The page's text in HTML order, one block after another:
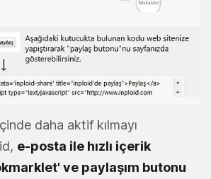
daha aktif kılmayı
e-posta ile hızlı içerik
ve paylaşım butonu